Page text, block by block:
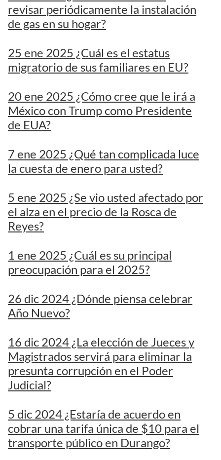
revisar periódicamente la instalación
de gas en su hogar?
25 ene 2025 ¿Cuál es el estatus
migratorio de sus familiares en EU?
20 ene 2025 ¿Cómo cree que le irá a
México con Trump como Presidente
de EUA?
7 ene 2025 ¿Qué tan complicada luce
la cuesta de enero para usted?
5 ene 2025 ¿Se vio usted afectado por
el alza en el precio de la Rosca de
Reyes?
1 ene 2025 ¿Cuál es su principal
preocupación para el 2025?
26 dic 2024 ¿Dónde piensa celebrar
Año Nuevo?
16 dic 2024 ¿La elección de Jueces y
Magistrados servirá para eliminar la
presunta corrupción en el Poder
Judicial?
5 dic 2024 ¿Estaría de acuerdo en
cobrar una tarifa única de $10 para el
transporte público en Durango?